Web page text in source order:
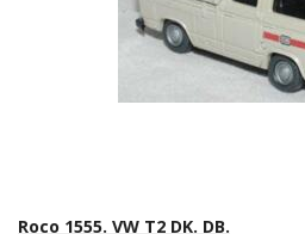
Roco 1555. VW T2 DK. DB.